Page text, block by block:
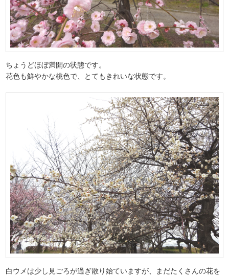
ちょうどほぼ満開の状態です。
花色も鮮やかな桃色で、とてもきれいな状態です。
白ウメは少し見ごろが過ぎ散り始ていますが、まだたくさんの花を